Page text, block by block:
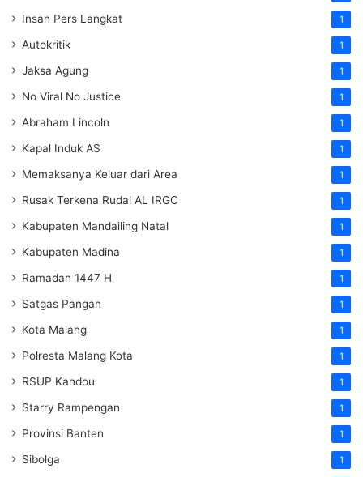
Insan Pers Langkat 1
Autokritik 1
Jaksa Agung 1
No Viral No Justice 1
Abraham Lincoln 1
Kapal Induk AS 1
Memaksanya Keluar dari Area 1
Rusak Terkena Rudal AL IRGC 1
Kabupaten Mandailing Natal 1
Kabupaten Madina 1
Ramadan 1447 H 1
Satgas Pangan 1
Kota Malang 1
Polresta Malang Kota 1
RSUP Kandou 1
Starry Rampengan 1
Provinsi Banten 1
Sibolga 1